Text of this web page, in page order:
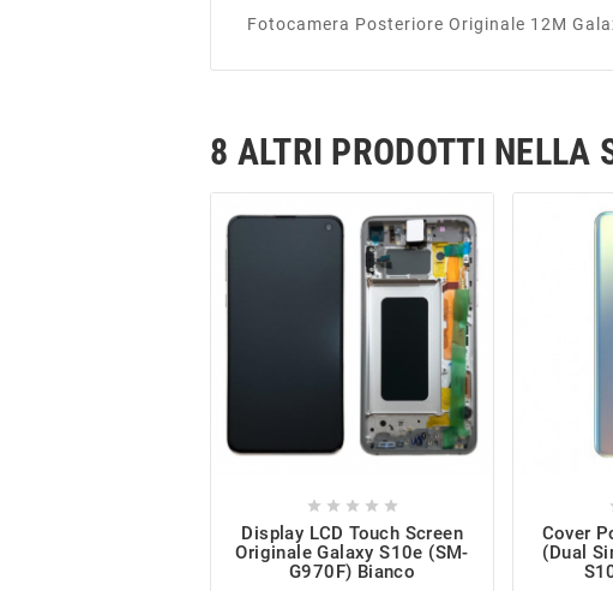
Fotocamera Posteriore Originale 12M
8 ALTRI PRODOTTI NELLA
    
Display LCD Touch Screen
Originale Galaxy S10e (SM-
G970F) Bianco
Cover
(Dual